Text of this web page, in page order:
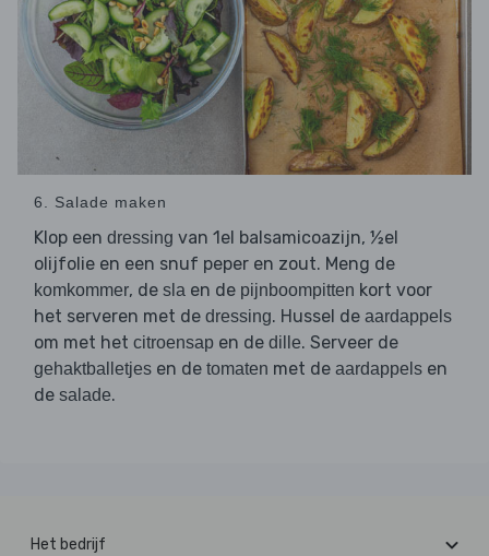
6. Salade maken
Klop een dressing van 1el balsamicoazijn, ½el
olijfolie en een snuf peper en zout. Meng de
komkommer, de sla en de pijnboompitten kort voor
het serveren met de dressing. Hussel de aardappels
om met het citroensap en de dille. Serveer de
gehaktballetjes en de tomaten met de aardappels en
de salade.
Het bedrijf